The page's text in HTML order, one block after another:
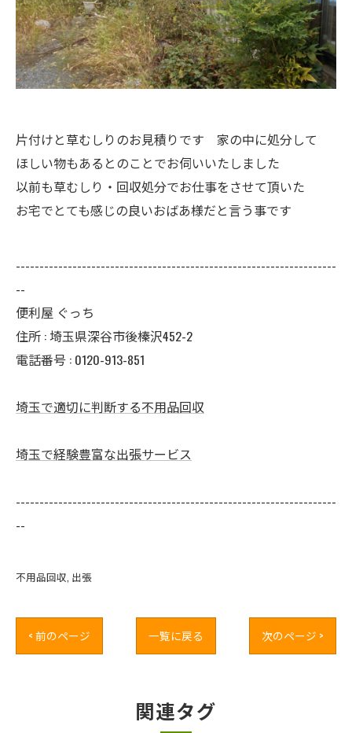
片付けと草むしりのお見積りです 家の中に処分して
ほしい物もあるとのことでお伺いいたしました
以前も草むしり・回収処分でお仕事をさせて頂いた
お宅でとても感じの良いおばあ様だと言う事です
--------------------------------------------------------------------
--
便利屋 ぐっち
住所 : 埼玉県深谷市後榛沢452-2
電話番号 : 0120-913-851
埼玉で適切に判断する不用品回収
埼玉で経験豊富な出張サービス
--------------------------------------------------------------------
--
不用品回収 出張
< 前のページ 一覧に戻る 次のページ >
関連タグ